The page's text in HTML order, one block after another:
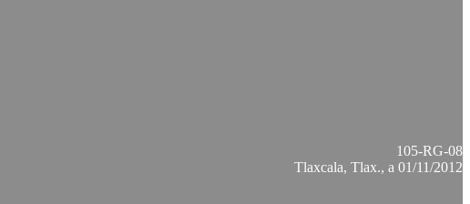
105-RG-08
Tlaxcala, Tlax., a 01/11/2012